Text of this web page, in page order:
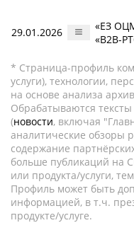
29.01.2026
«ЕЗ
«B2B-
* Страница-профиль
услуги), технологии,
на основе анализа
Обрабатываются
(новости, включая
аналитические обзоры
содержание
больше публикаций на
или продукта/услуги,
Профиль может быть
информацией, в т.ч.
продукте/услуге.